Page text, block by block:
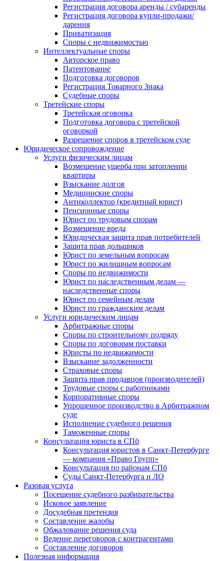
Регистрация договора аренды / субаренды
Регистрация договора купли-продажи/
дарения
Приватизация
Cпоры с недвижимостью
Интеллектуальные споры
Авторское право
Патентование
Подготовка договоров
Регистрация Товарного Знака
Судебные споры
Третейские споры
Третейская оговорка
Подготовка договора с третейской
оговоркой
Разрешение споров в третейском суде
Юридическое сопровождение
Услуги физическим лицам
Возмещение ущерба при затоплении
квартиры
Взыскание долгов
Медицинские споры
Антиколлектор (кредитный юрист)
Пенсионные споры
Юрист по трудовым спорам
Возмещение вреда
Юридическая защита прав потребителей
Защита прав дольщиков
Юрист по земельным вопросам
Юрист по жилищным вопросам
Споры по недвижимости
Юрист по наследственным делам —
наследственные споры
Юрист по семейным делам
Юрист по гражданским делам
Услуги юридическим лицам
Арбитражные споры
Споры по строительному подряду
Споры по договорам поставки
Юристы по недвижимости
Взыскание задолженности
Страховые споры
Защита прав продавцов (производителей)
Трудовые споры с работниками
Корпоративные споры
Упрощенное производство в Арбитражном
суде
Исполнение судебного решения
Таможенные споры
Консультация юриста в СПб
Консультация юристов в Санкт-Петербурге
— компания «Право Групп»
Консультация по районам СПб
Суды Санкт-Петербурга и ЛО
Разовая услуга
Посещение судебного разбирательства
Исковое заявление
Досудебная претензия
Составление жалобы
Обжалование решения суда
Ведение переговоров с контрагентами
Составление договоров
Полезная информация